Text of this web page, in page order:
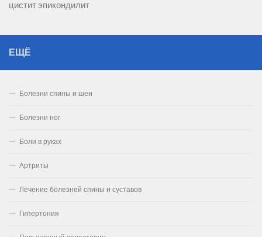
циститэпикондилит
ЕЩЁ
Болезни спины и шеи
Болезни ног
Боли в руках
Артриты
Лечение болезней спины и суставов
Гипертония